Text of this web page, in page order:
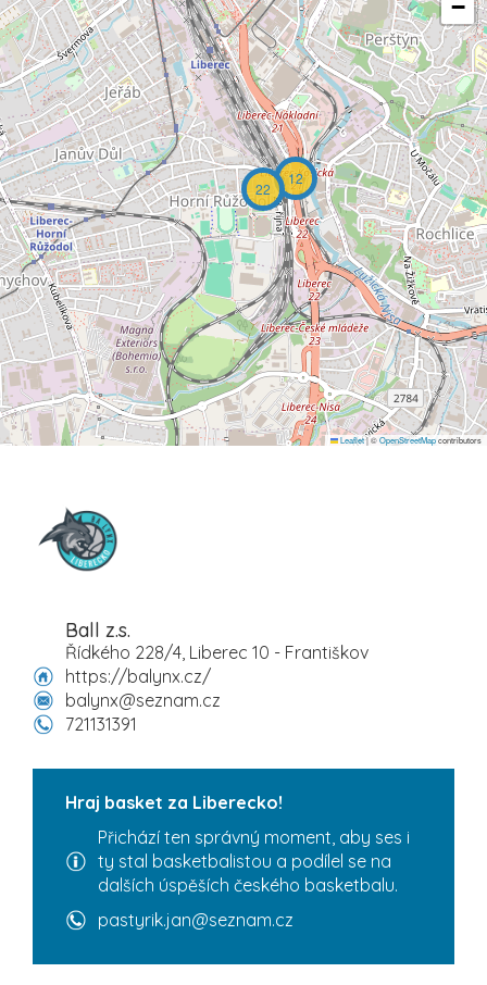
12
22
−
Leaflet|©OpenStreetMapcontributors
Ball z.s.
Řídkého 228/4, Liberec 10 - Františkov
https://balynx.cz/
balynx@seznam.cz
721131391
Hraj basket za Liberecko!
Přichází ten správný moment, aby ses i
ty stal basketbalistou a podílel se na
dalších úspěších českého basketbalu.
pastyrik.jan@seznam.cz